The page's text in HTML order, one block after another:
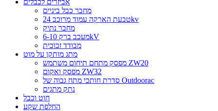
מחבר כבל ביניים
טבעת הארקה עמוד מרוכב 24kv
מחבר נתיק
מעכב ברק 6-10kV
מבודד זכוכית
מתג מותקן על מוט
מפסק מתחם תיחום משתמש ZW20
מפסק ואקום ZW32
סדרת חותכי מתח גבוה של Outdoorac
נתק מתגים
חוט וכבל
החלפת שקע